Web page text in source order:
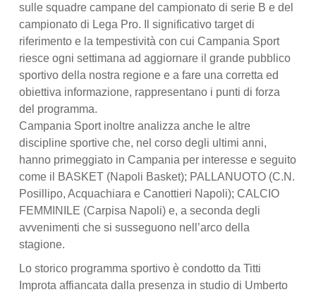
sulle squadre campane del campionato di serie B e del
campionato di Lega Pro. Il significativo target di
riferimento e la tempestività con cui Campania Sport
riesce ogni settimana ad aggiornare il grande pubblico
sportivo della nostra regione e a fare una corretta ed
obiettiva informazione, rappresentano i punti di forza
del programma.
Campania Sport inoltre analizza anche le altre
discipline sportive che, nel corso degli ultimi anni,
hanno primeggiato in Campania per interesse e seguito
come il BASKET (Napoli Basket); PALLANUOTO (C.N.
Posillipo, Acquachiara e Canottieri Napoli); CALCIO
FEMMINILE (Carpisa Napoli) e, a seconda degli
avvenimenti che si susseguono nell’arco della
stagione.
Lo storico programma sportivo è condotto da Titti
Improta affiancata dalla presenza in studio di Umberto